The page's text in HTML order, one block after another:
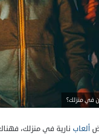
في منزلك؟
ألعاب نارية في منزلك،